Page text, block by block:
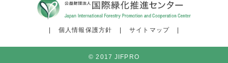
個人情報保護方針 サイトマップ
© 2017 JIFPRO